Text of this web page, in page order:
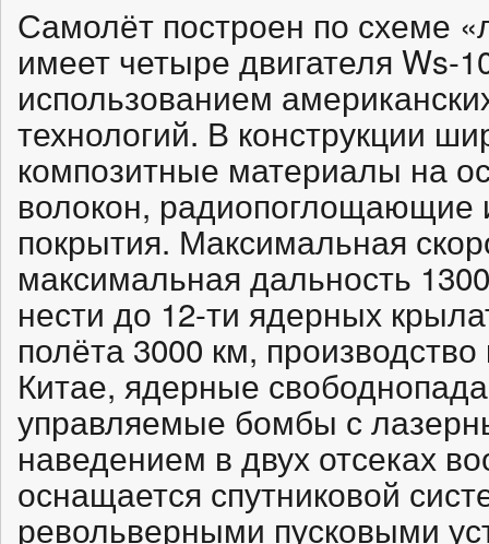
Самолёт построен по схеме
имеет четыре двигателя Ws-
использованием
технологий. В конструкции
композитные материалы на
волокон,
покрытия. Максимальная
максимальная дальность
нести до 12-ти ядерных
полёта 3000 км,
Китае, ядерные
управляемые бомбы с
наведением в двух отсеках
оснащается спутниковой
револьверными пусковыми